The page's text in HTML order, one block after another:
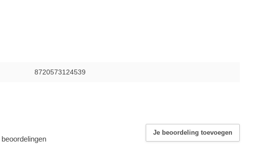
8720573124539
beoordelingen
Je beoordeling toevoegen